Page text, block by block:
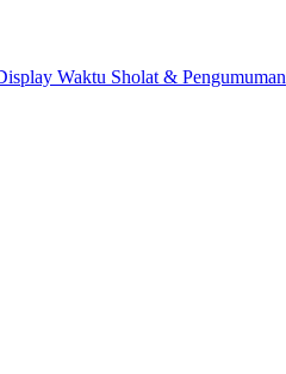
Waktu Sholat & Pengumuman